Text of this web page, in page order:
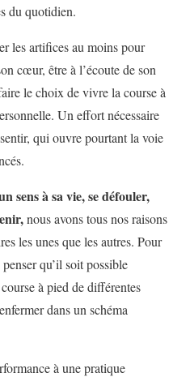
du quotidien.
les artifices au moins pour
cœur, être à l’écoute de son
le choix de vivre la course à
Un effort nécessaire
qui ouvre pourtant la voie
sens à sa vie, se défouler,
nous avons tous nos raisons
les unes que les autres. Pour
qu’il soit possible
à pied de différentes
dans un schéma
à une pratique